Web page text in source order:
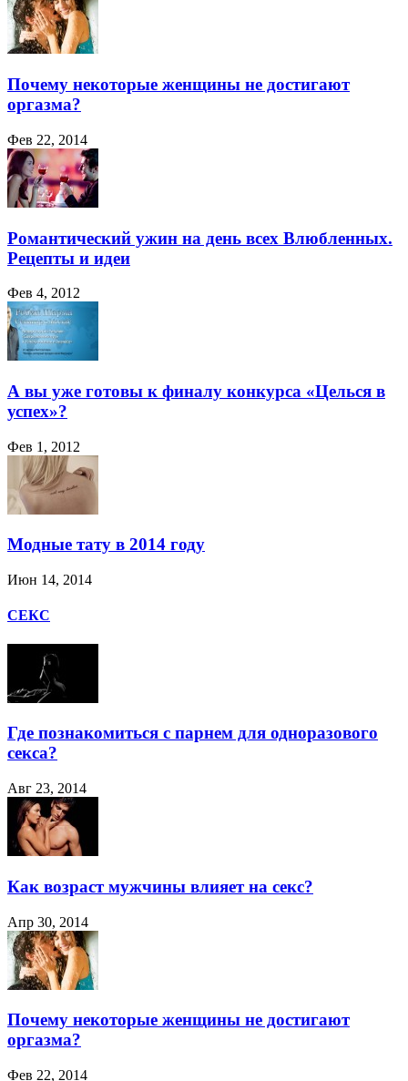
Почему некоторые женщины не достигают
оргазма?
Фев 22, 2014
Романтический ужин на день всех Влюбленных.
Рецепты и идеи
Фев 4, 2012
А вы уже готовы к финалу конкурса «Целься в
успех»?
Фев 1, 2012
Модные тату в 2014 году
Июн 14, 2014
СЕКС
Где познакомиться с парнем для одноразового
секса?
Авг 23, 2014
Как возраст мужчины влияет на секс?
Апр 30, 2014
Почему некоторые женщины не достигают
оргазма?
Фев 22, 2014